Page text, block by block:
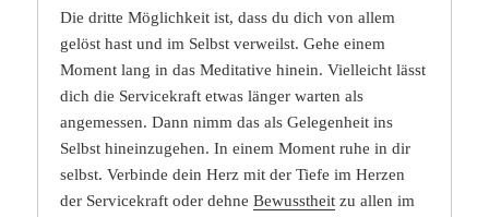
Die dritte Möglichkeit ist, dass du dich von allem
gelöst hast und im Selbst verweilst. Gehe einem
Moment lang in das Meditative hinein. Vielleicht lässt
dich die Servicekraft etwas länger warten als
angemessen. Dann nimm das als Gelegenheit ins
Selbst hineinzugehen. In einem Moment ruhe in dir
selbst. Verbinde dein Herz mit der Tiefe im Herzen
der Servicekraft oder dehneBewusstheit zu allen im